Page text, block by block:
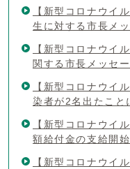
【新型コロナウイ
生に対する市長メ
【新型コロナウイ
関する市長メッセ
【新型コロナウイ
染者が2名出たこと
【新型コロナウイ
額給付金の支給開
【新型コロナウイ